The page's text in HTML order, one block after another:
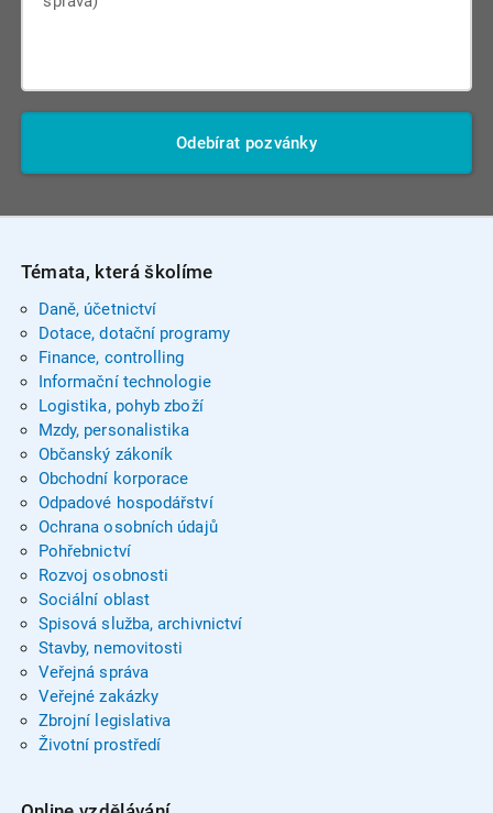
Odebírat pozvánky
Témata, která školíme
Daně, účetnictví
Dotace, dotační programy
Finance, controlling
Informační technologie
Logistika, pohyb zboží
Mzdy, personalistika
Občanský zákoník
Obchodní korporace
Odpadové hospodářství
Ochrana osobních údajů
Pohřebnictví
Rozvoj osobnosti
Sociální oblast
Spisová služba, archivnictví
Stavby, nemovitosti
Veřejná správa
Veřejné zakázky
Zbrojní legislativa
Životní prostředí